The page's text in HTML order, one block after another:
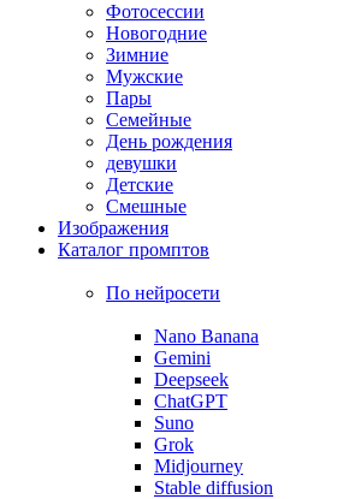
Фотосессии
Новогодние
Зимние
Мужские
Пары
Семейные
День рождения
девушки
Детские
Смешные
Изображения
Каталог промптов
По нейросети
Nano Banana
Gemini
Deepseek
ChatGPT
Suno
Grok
Midjourney
Stable diffusion